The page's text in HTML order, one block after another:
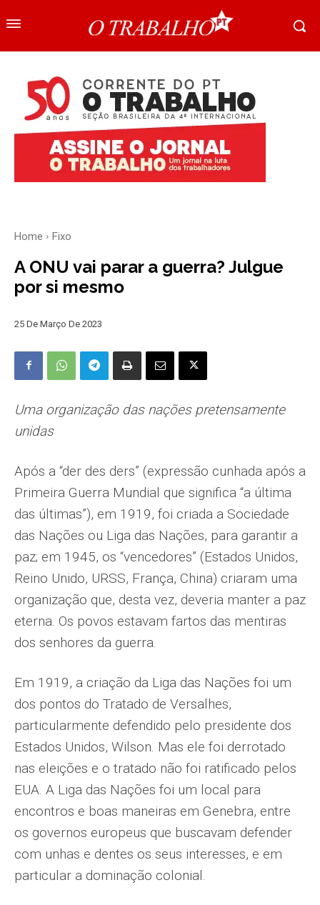
Home Fixo
A ONU vai parar a guerra? Julgue
por si mesmo
25 De Março De 2023
Uma organização das nações pretensamente
unidas
Após a “der des ders” (expressão cunhada após a
Primeira Guerra Mundial que significa “a última
das últimas”), em 1919, foi criada a Sociedade
das Nações ou Liga das Nações, para garantir a
paz; em 1945, os “vencedores” (Estados Unidos,
Reino Unido, URSS, França, China) criaram uma
organização que, desta vez, deveria manter a paz
eterna. Os povos estavam fartos das mentiras
dos senhores da guerra.
Em 1919, a criação da Liga das Nações foi um
dos pontos do Tratado de Versalhes,
particularmente defendido pelo presidente dos
Estados Unidos, Wilson. Mas ele foi derrotado
nas eleições e o tratado não foi ratificado pelos
EUA. A Liga das Nações foi um local para
encontros e boas maneiras em Genebra, entre
os governos europeus que buscavam defender
com unhas e dentes os seus interesses, e em
particular a dominação colonial.